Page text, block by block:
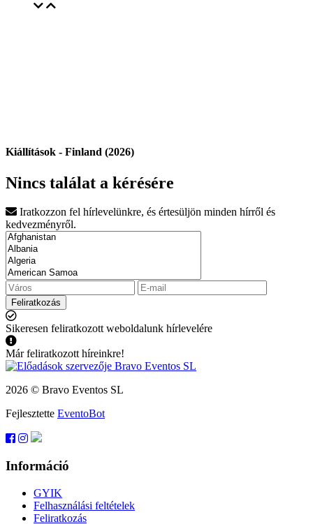
Kiállítások - Finland (2026)
Nincs találat a kérésére
Iratkozzon fel hírlevelünkre, és értesüljön minden hírről és
kedvezményről.
Feliratkozás
Sikeresen feliratkozott weboldalunk hírlevelére
Már feliratkozott híreinkre!
2026 © Bravo Eventos SL
Fejlesztette EventoBot
Információ
GYIK
Felhasználási feltételek
Feliratkozás